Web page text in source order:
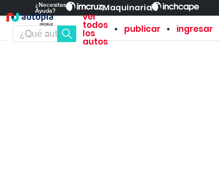
¿Necesitas
Ayuda?
Maquinaria
ver
todos
los
autos
• publicar • ingresar